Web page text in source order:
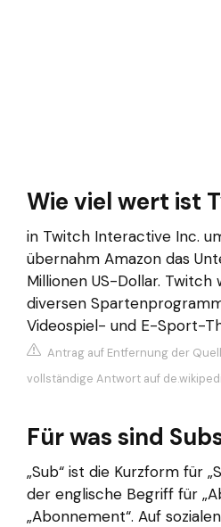
Wie viel wert ist
in Twitch Interactive Inc.
übernahm Amazon das
Millionen US-Dollar. Twitch
diversen
Videospiel- und E-Sport-
Antrag auf Entfernung der
vollständige Antwort auf
Für was sind
„Sub“ ist die Kurzform für
der englische Begriff für
„Abonnement“. Auf